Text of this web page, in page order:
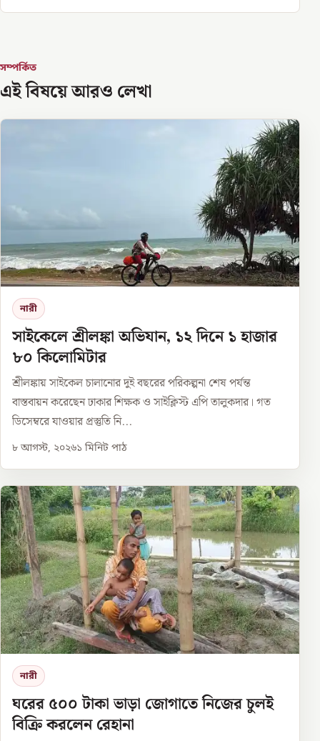
সম্পর্কিত
এই বিষয়ে আরও লেখা
নারী
সাইকেলে শ্রীলঙ্কা অভিযান, ১২ দিনে ১ হাজার
৮০ কিলোমিটার
শ্রীলঙ্কায় সাইকেল চালানোর দুই বছরের পরিকল্পনা শেষ পর্যন্ত
বাস্তবায়ন করেছেন ঢাকার শিক্ষক ও সাইক্লিস্ট এপি তালুকদার। গত
ডিসেম্বরে যাওয়ার প্রস্তুতি নি...
৮ আগস্ট, ২০২৬১ মিনিট পাঠ
নারী
ঘরের ৫০০ টাকা ভাড়া জোগাতে নিজের চুলই
বিক্রি করলেন রেহানা